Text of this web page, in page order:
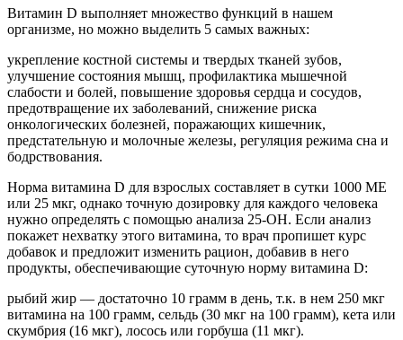
Витамин D выполняет множество функций в нашем
организме, но можно выделить 5 самых важных:
укрепление костной системы и твердых тканей зубов,
улучшение состояния мышц, профилактика мышечной
слабости и болей, повышение здоровья сердца и сосудов,
предотвращение их заболеваний, снижение риска
онкологических болезней, поражающих кишечник,
предстательную и молочные железы, регуляция режима сна и
бодрствования.
Норма витамина D для взрослых составляет в сутки 1000 МЕ
или 25 мкг, однако точную дозировку для каждого человека
нужно определять с помощью анализа 25-ОН. Если анализ
покажет нехватку этого витамина, то врач пропишет курс
добавок и предложит изменить рацион, добавив в него
продукты, обеспечивающие суточную норму витамина D:
рыбий жир — достаточно 10 грамм в день, т.к. в нем 250 мкг
витамина на 100 грамм, сельдь (30 мкг на 100 грамм), кета или
скумбрия (16 мкг), лосось или горбуша (11 мкг).